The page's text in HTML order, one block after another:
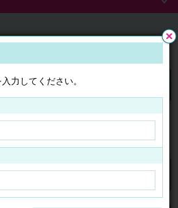
ログイン
マイページ
力してください。